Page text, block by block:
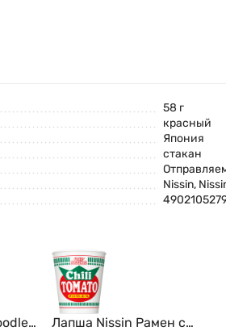
58 г
красный
Япония
стакан
Nissin,
Лапша Nissin Рамен с